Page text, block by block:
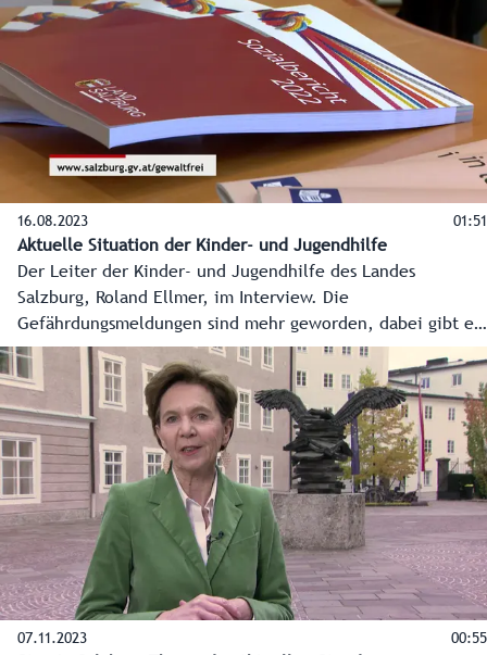
16.08.2023 01:51
Aktuelle Situation der Kinder- und Jugendhilfe
Der Leiter der Kinder- und Jugendhilfe des Landes
Salzburg, Roland Ellmer, im Interview. Die
Gefährdungsmeldungen sind mehr geworden, dabei gibt es
auf allen Ebenen niederschwellige Hilfe in allen Bezirken -
schon bevor ein Problem entsteht.
07.11.2023 00:55